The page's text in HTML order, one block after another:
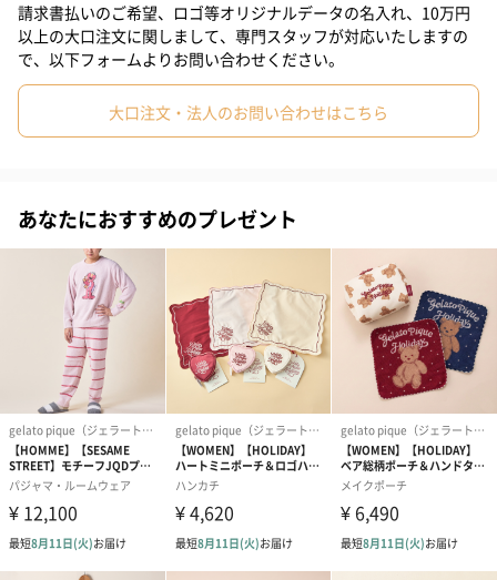
セット内容
おくるみ
がリラックスして眠れそうな肌触り。エアコンの冷えが気になる
時など、色んなシーンで役立ちます。
ラトル
小さな手にも握りやすい柔らかなベア型のラトルは、振ると優し
い鈴の音が鳴ります。使わない時はぬいぐるみとして飾っておく
だけでもキュートです。
【Fabric】
請求書払いのご希望、ロゴ等オリジナルデータの名入れ、10万円
以上の大口注文に関しまして、専門スタッフが対応いたしますの
で、以下フォームよりお問い合わせください。
大口注文・法人のお問い合わせはこちら
あなたにおすすめのプレゼント